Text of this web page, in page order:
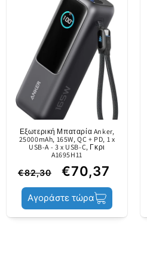
Περιεχόμενο
Πληροφορίες για το
Samsung για την
στο
Γράψτε μια
Sort by
Κριτικές σε Άλλες
Εξωτερική Μπαταρία Anker,
25000mAh, 165W, QC + PD, 1 x
USB-A - 3 x USB-C, Γκρι
A1695H11
€82,30 €70,37
Αγοράστε τώρα